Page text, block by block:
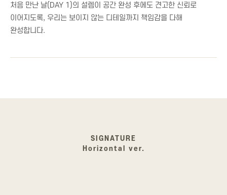
처음 만난 날(DAY 1)의 설렘이 공간 완성 후에도 견고한 신뢰로
이어지도록, 우리는 보이지 않는 디테일까지 책임감을 다해
완성합니다.
SIGNATURE
Horizontal ver.